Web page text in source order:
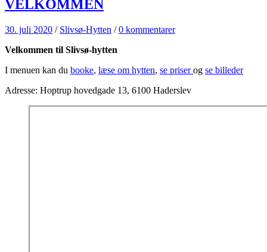
VELKOMMEN
30. juli 2020 / Slivsø-Hytten /0 kommentarer
Velkommen til Slivsø-hytten
I menuen kan du booke, læse om hytten, se priserog se billeder
Adresse: Hoptrup hovedgade 13, 6100 Haderslev